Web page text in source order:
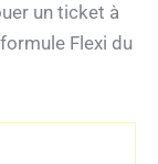
un ticket à
Flexi du